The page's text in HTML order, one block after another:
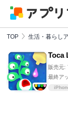
TOP 生活・暮らし
Toca
販売元:
最終ア